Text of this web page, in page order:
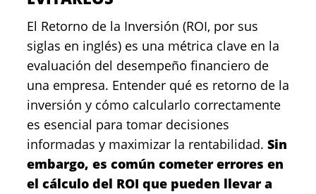
El Retorno de la Inversión (ROI, por sus
siglas en inglés) es una métrica clave en la
evaluación del desempeño financiero de
una empresa. Entender qué es retorno de la
inversión y cómo calcularlo correctamente
es esencial para tomar decisiones
informadas y maximizar la rentabilidad. Sin
embargo, es común cometer errores en
el cálculo del ROI que pueden llevar a